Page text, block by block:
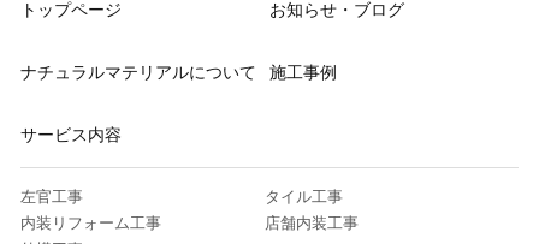
トップページ お知らせ・ブログ
ナチュラルマテリアルについて 施工事例
サービス内容
左官工事
タイル工事
内装リフォーム工事
店舗内装工事